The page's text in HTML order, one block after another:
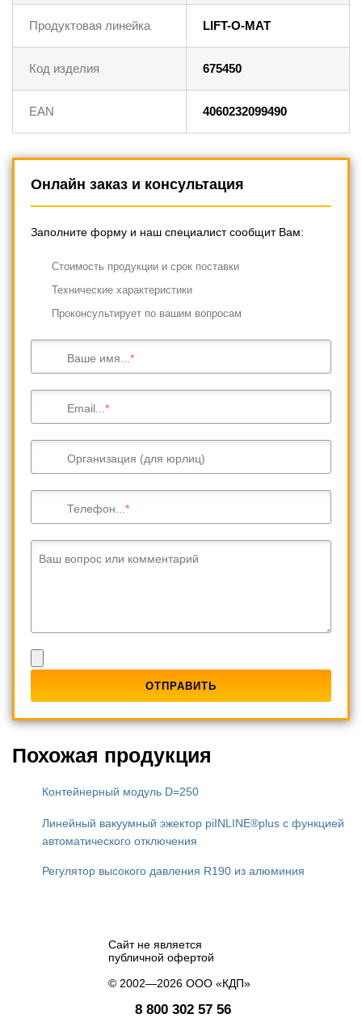
Продуктовая линейка LIFT-O-MAT
Код изделия 675450
EAN 4060232099490
Онлайн заказ и консультация
Заполните форму и наш специалист сообщит Вам:
Cтоимость продукции и срок поставки
Технические характеристики
Проконсультирует по вашим вопросам
Ваше имя...
Email...
Организация (для юрлиц)
Телефон...
Ваш вопрос или комментарий
Похожая продукция
Контейнерный модуль D=250
Линейный вакуумный эжектор piINLINE®plus с функцией
автоматического отключения
Регулятор высокого давления R190 из алюминия
Сайт не является
публичной офертой
© 2002—2026 ООО «КДП»
8 800 302 57 56